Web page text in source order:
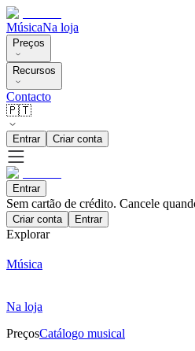
MúsicaNa loja
Preços
Recursos
Contacto
🇵🇹
Entrar Criar conta
Entrar
Sem cartão de crédito. Cancele
Criar conta Entrar
Explorar
Música
Na loja
PreçosCatálogo musical